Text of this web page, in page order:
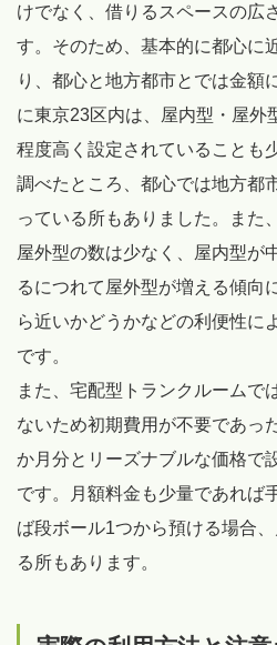
けでなく、借りるスペースの広
す。そのため、基本的に都心に
り、都心と地方都市とでは金額
に東京23区内は、屋内型・屋外
程度高く設定されていることも
調べたところ、都心では地方都
っている所もありました。また
屋外型の数は少なく、屋内型が
るにつれて屋外型が増える傾向
ら近いかどうかなどの利便性に
です。
また、宅配型トランクルームで
ないため初期費用が不要であっ
か月分とリーズナブルな価格で
です。月額料金も少量であれば
ば段ボール1つから預ける場合
る所もあります。